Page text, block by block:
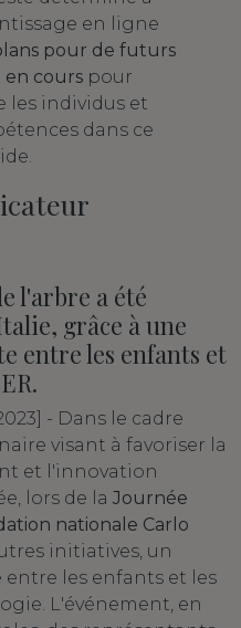
en ligne
pour de futurs
en cours pour
les individus et
dans ce
l'arbre a été
grâce à une
entre les enfants et
- Dans le cadre
visant à favoriser la
et l'innovation
lors de la Journée
nationale Carlo
initiatives, un
les enfants et les
L'événement, en